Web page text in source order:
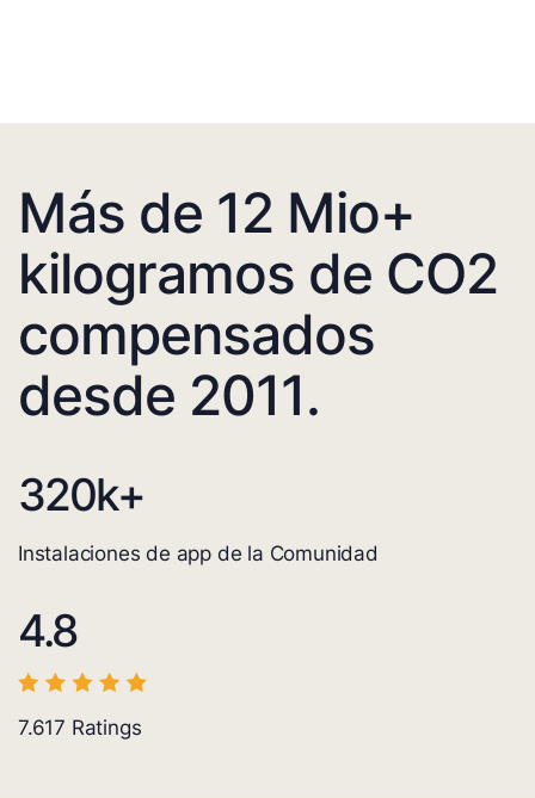
Más de 12 Mio+
kilogramos de CO2
compensados
desde 2011.
320k+
Instalaciones de app de la Comunidad
4.8
7.617 Ratings